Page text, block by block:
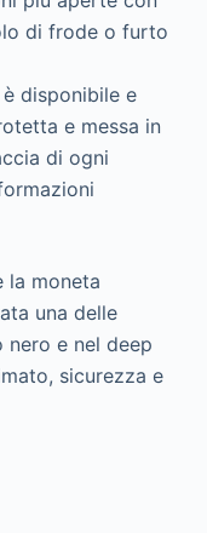
di frode o furto
disponibile e
e messa in
di ogni
la moneta
una delle
e nel deep
sicurezza e